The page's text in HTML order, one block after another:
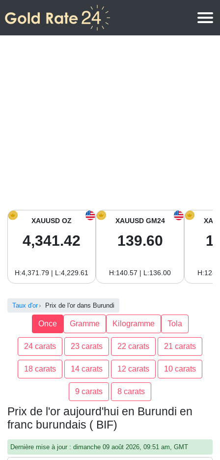
Prix de l’or aujourd’hui en Amérique du Sud
XAUUSD OZ
4,341.42
H:4,371.79 | L:4,229.61
XAUUSD GM24
139.60
H:140.57 | L:136.00
Taux d'or Prix de l'or dans Burundi
Once Gramme Kilogramme Tola
24 carats 23 carats 22 carats 21 carats
18 carats 14 carats 12 carats 10 carats
9 carats 8 carats
Prix de l'or aujourd'hui en Burundi en
franc burundais ( BIF)
Dernière mise à jour : dimanche 09 août 2026, 09:51 am, GMT